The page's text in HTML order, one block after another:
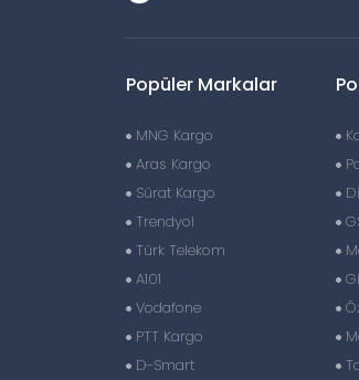
Popüler Markalar
MNG Kargo
Aras Kargo
Sürat Kargo
Trendyol
Türk Telekom
A101
Vodafone
PTT Kargo
D-Smart